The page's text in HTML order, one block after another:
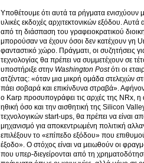
Υποθέτουμε ότι αυτά τα ρήγματα ενισχύουν
υλικές εκδοχές αρχιτεκτονικών εξόδου. Αυτά
από τη διάσπαση του γραφειοκρατικού
μπορούσαν να έχουν όσοι δεν κατέχουν γη
φανταστικό χώρο. Πράγματι, οι συζητήσεις
τεχνολογίας θα πρέπει να συμμετέχουν σε
υποστήριξε στην Washington Postότι οι
ατζέντας: «όταν μια μικρή ομάδα στελεχών
πάει σοβαρά και επικίνδυνα στραβά».
ο Karp προσυπογράφει τις αρχές της NRx, η
ηθική όσο και την αισθητική της Silicon
τεχνολογικών start-ups, θα πρέπει να είναι
μηχανισμό για αποκεντρωμένη πολιτική
επιλέξουν το «επίπεδο εξόδου» που
έξοδο». Ο στόχος είναι να μειωθούν οι
που υπερ-διεγείρονται από τη